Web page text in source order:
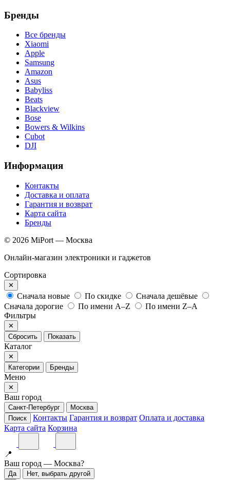
Бренды
Все бренды
Xiaomi
Apple
Samsung
Amazon
Asus
Babyliss
Beats
Blackview
Bose
Bowers & Wilkins
Cubot
DJI
Информация
Контакты
Доставка и оплата
Гарантия и возврат
Карта сайта
Бренды
© 2026 MiPort — Москва
Онлайн-магазин электроники и гаджетов
Сортировка
✕
Сначала новые По скидке
Сначала дешёвые
Сначала дорогие
По имени A–Z
По имени Z–A
Фильтры
✕
Сбросить
Показать
Каталог
✕
Категории
Бренды
Меню
✕
Ваш город
Санкт-Петербург
Москва
Поиск
Контакты Гарантия и возврат Оплата и доставка
Карта сайта Корзина
📍
Ваш город — Москва?
Да Нет, выбрать другой